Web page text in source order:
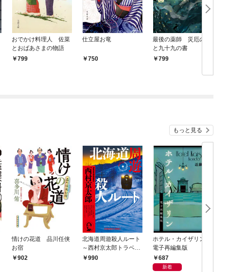
おでかけ料理人 佐菜
とおばあさまの物語
799
仕立屋お竜
750
最後の薬師 災厄の村
と九十九の書
799
もっと見る
情けの花道 品川任侠
お宿
902
北海道周遊殺人ルート
～西村京太郎トラベル
ミステリー・セレクシ
990
ホテル・カイザリン
電子再編集版
687
新着